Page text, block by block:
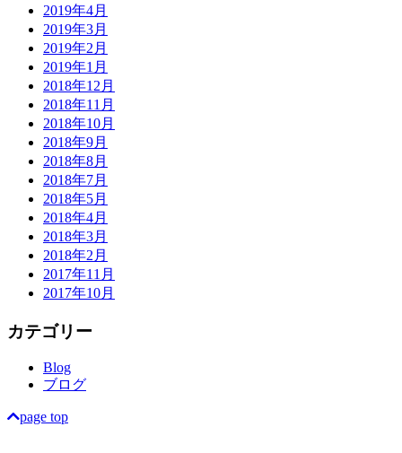
2019年4月
2019年3月
2019年2月
2019年1月
2018年12月
2018年11月
2018年10月
2018年9月
2018年8月
2018年7月
2018年5月
2018年4月
2018年3月
2018年2月
2017年11月
2017年10月
カテゴリー
Blog
ブログ
page top